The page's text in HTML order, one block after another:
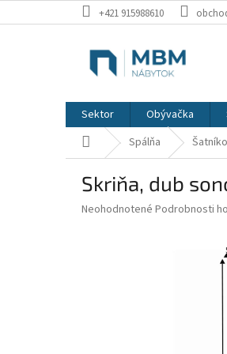
na
+421 915988610
Sektor Obývačka
DomovSpálňa
Skriňa, dub
Priemerné
Neohodnotené Podrobnosti